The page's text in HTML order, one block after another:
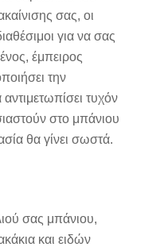
σας, οι
για να σας
έμπειρος
την
τυχόν
στο μπάνιου
θα γίνει σωστά.
σας μπάνιου,
και ειδών